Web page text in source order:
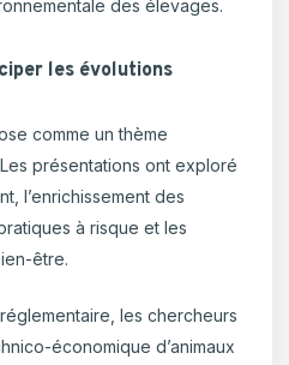
des élevages.
les évolutions
comme un thème
présentations ont exploré
l’enrichissement des
à risque et les
être.
les chercheurs
économique d’animaux